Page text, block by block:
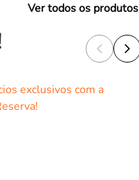
Ver todos os produtos
arrow_back_ios arrow_forward_ios